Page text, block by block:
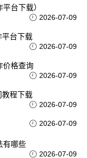
台下载）
2026-07-09
平台下载
2026-07-09
价格查询
2026-07-09
教程下载
2026-07-09
2026-07-09
有哪些
2026-07-09